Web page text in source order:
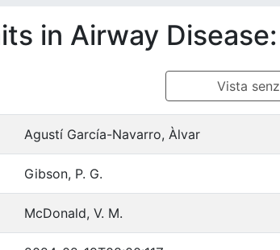
in Airway
Vista
Agustí García-Navarro, Àlvar
Gibson, P. G.
McDonald, V. M.